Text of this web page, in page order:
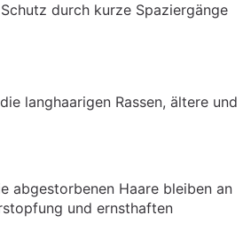
durch kurze Spaziergänge
langhaarigen Rassen, ältere und
abgestorbenen Haare bleiben an
und ernsthaften